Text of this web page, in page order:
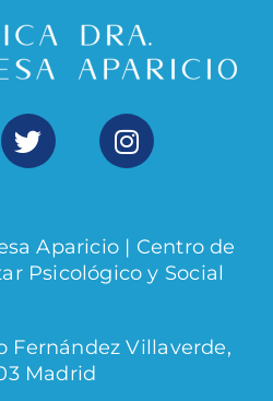
Aparicio | Centro de
Psicológico y Social
Fernández Villaverde,
Madrid